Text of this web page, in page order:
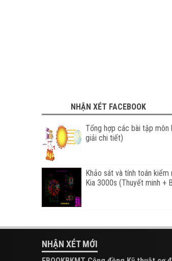
NHẬN XÉT FACEBOOK
Tổng hợp các bài tập môn
giải chi tiết)
Khảo sát và tính toán
Kia 3000s (Thuyết minh +
NHẬN XÉT MỚI